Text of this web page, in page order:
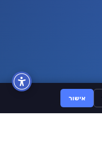
אישור